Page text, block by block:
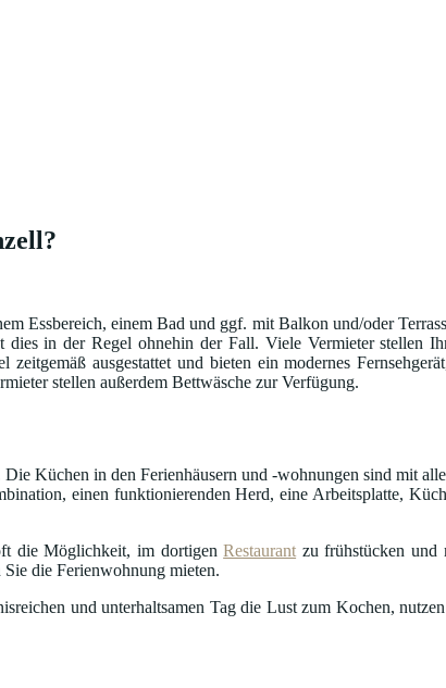
Essbereich, einem Bad und ggf. mit Balkon und/oder
dies in der Regel ohnehin der Fall. Viele Vermieter stellen
ausgestattet und bieten ein modernes
stellen außerdem Bettwäsche zur Verfügung.
Küchen in den Ferienhäusern und -wohnungen sind mit
einen funktionierenden Herd, eine Arbeitsplatte,
die Möglichkeit, im dortigenRestaurant zu frühstücken und
die Ferienwohnung mieten.
und unterhaltsamen Tag die Lust zum Kochen,